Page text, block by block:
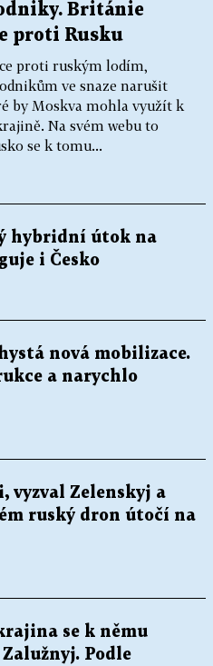
Británie
proti Rusku
proti ruským lodím,
ve snaze narušit
by Moskva mohla využít k
Na svém webu to
se k tomu...
hybridní útok na
i Česko
nová mobilizace.
a narychlo
vyzval Zelenskyj a
ruský dron útočí na
se k němu
Podle